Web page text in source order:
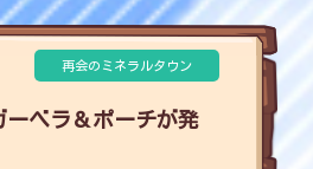
再会のミネラルタウン
ーベラ＆ポーチが発